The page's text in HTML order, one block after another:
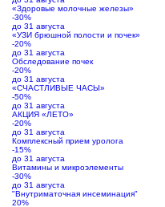
«Здоровые молочные железы»
-30%
до 31 августа
«УЗИ брюшной полости и почек»
-20%
до 31 августа
Обследование почек
-20%
до 31 августа
«СЧАСТЛИВЫЕ ЧАСЫ»
-50%
до 31 августа
АКЦИЯ «ЛЕТО»
-20%
до 31 августа
Комплексный прием уролога
-15%
до 31 августа
Витамины и микроэлементы
-30%
до 31 августа
"Внутриматочная инсеминация"
20%